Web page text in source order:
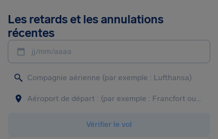
Les retards et les annulations
récentes
jj/mm/aaaa
Vérifier le vol